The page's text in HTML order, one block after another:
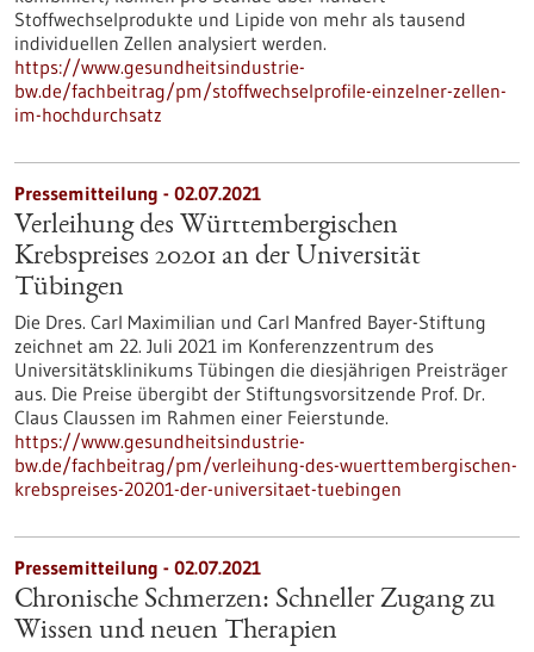
Stoffwechselprodukte und Lipide von mehr als tausend
individuellen Zellen analysiert werden.
https://www.gesundheitsindustrie-
bw.de/fachbeitrag/pm/stoffwechselprofile-einzelner-zellen-
im-hochdurchsatz
Pressemitteilung - 02.07.2021
Verleihung des Württembergischen
Krebspreises 20201 an der Universität
Tübingen
Die Dres. Carl Maximilian und Carl Manfred Bayer-Stiftung
zeichnet am 22. Juli 2021 im Konferenzzentrum des
Universitätsklinikums Tübingen die diesjährigen Preisträger
aus. Die Preise übergibt der Stiftungsvorsitzende Prof. Dr.
Claus Claussen im Rahmen einer Feierstunde.
https://www.gesundheitsindustrie-
bw.de/fachbeitrag/pm/verleihung-des-wuerttembergischen-
krebspreises-20201-der-universitaet-tuebingen
Pressemitteilung - 02.07.2021
Chronische Schmerzen: Schneller Zugang zu
Wissen und neuen Therapien